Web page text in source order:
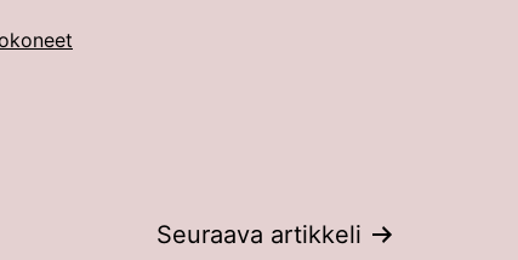
Seuraava artikkeli